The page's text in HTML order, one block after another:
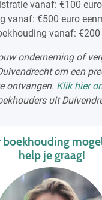
vanaf: €100
vanaf: €500 euro
vanaf:
onderneming of
om een
ontvangen. Klik hier
uit
boekhouding
help je graag!